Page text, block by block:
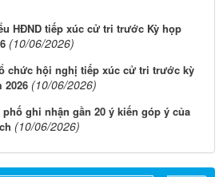
HĐND tiếp xúc cử tri trước Kỳ họp
(10/06/2026)
chức hội nghị tiếp xúc cử tri trước kỳ
(10/06/2026)
ghi nhận gần 20 ý kiến góp ý của
(10/06/2026)
16/8/2026
09/8/2026